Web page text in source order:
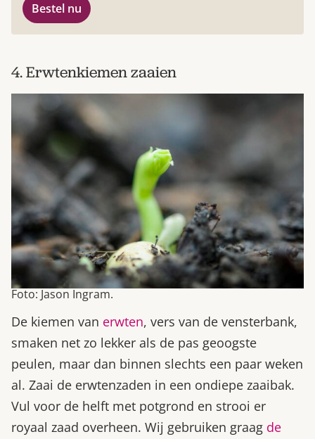
Bestel nu
4. Erwtenkiemen zaaien
Foto: Jason Ingram.
De kiemen van erwten, vers van de vensterbank,
smaken net zo lekker als de pas geoogste
peulen, maar dan binnen slechts een paar weken
al. Zaai de erwtenzaden in een ondiepe zaaibak.
Vul voor de helft met potgrond en strooi er
royaal zaad overheen. Wij gebruiken graag de